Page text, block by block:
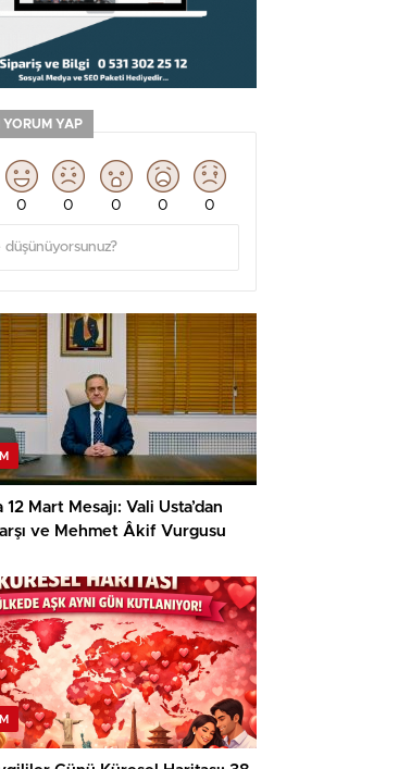
YORUM YAP
0 0 0 0 0
12 Mart Mesajı: Vali Usta’dan
ve Mehmet Âkif Vurgusu